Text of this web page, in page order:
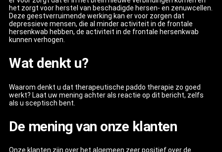
het zorgt voor herstel van beschadigde hersen- en zenuwcellen.
Deze geestverruimende werking kan er voor zorgen dat
depressieve mensen, die al minder activiteit in de frontale
hersenkwab hebben, de activiteit in de frontale hersenkwab
kunnen verhogen.
Wat denkt u?
Waarom denkt u dat therapeutische paddo therapie zo goed
werkt? Laat uw mening achter als reactie op dit bericht, zelfs
als u sceptisch bent.
De mening van onze klanten
Onze klanten zijn over het algemeen zeer positief over de